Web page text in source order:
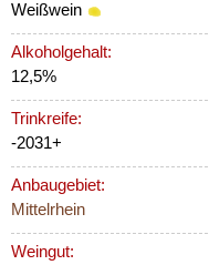
Weißwein
Alkoholgehalt:
12,5%
Trinkreife:
-2031+
Anbaugebiet:
Mittelrhein
Weingut: